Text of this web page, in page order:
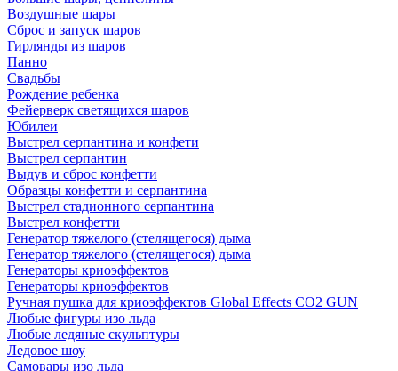
Воздушные шары
Сброс и запуск шаров
Гирлянды из шаров
Панно
Свадьбы
Рождение ребенка
Фейерверк светящихся шаров
Юбилеи
Выстрел серпантина и конфети
Выстрел серпантин
Выдув и сброс конфетти
Образцы конфетти и серпантина
Выстрел стадионного серпантина
Выстрел конфетти
Генератор тяжелого (стелящегося) дыма
Генератор тяжелого (стелящегося) дыма
Генераторы криоэффектов
Генераторы криоэффектов
Ручная пушка для криоэффектов Global Effects CO2 GUN
Любые фигуры изо льда
Любые ледяные скульптуры
Ледовое шоу
Самовары изо льда